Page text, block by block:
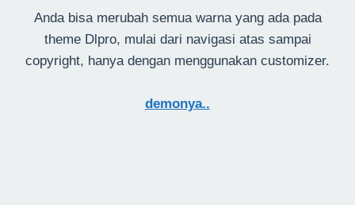
Anda bisa merubah semua warna yang ada pada
theme Dlpro, mulai dari navigasi atas sampai
copyright, hanya dengan menggunakan customizer.
demonya..